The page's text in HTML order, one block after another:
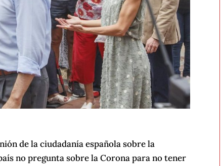
de la ciudadanía española sobre la
no pregunta sobre la Corona para no tener